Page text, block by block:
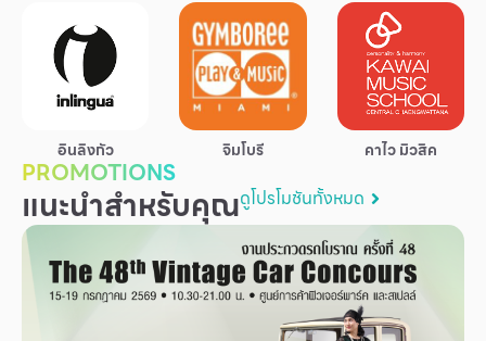
มีอะไรใหม่
แผนผังร้านค้า
เพื่อสังคม
ฟิวเจอร์ซิตี้
IR
เกี่ยวกับเรา
อินลิงกัว จิมโบรี คาไว มิวสิค
PROMOTIONS
แนะนำสำหรับคุณดูโปรโมชันทั้งหมด